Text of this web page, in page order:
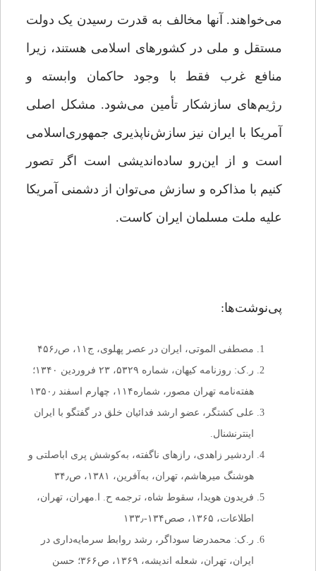
می‌خواهند. آنها مخالف به قدرت رسیدن یک دولت
مستقل و ملی در کشورهای اسلامی هستند، زیرا
منافع غرب فقط با وجود حاکمان وابسته و
رژیم‌های سازشکار تأمین می‌شود. مشکل اصلی
آمریکا با ایران نیز سازش‌ناپذیری جمهوری‌اسلامی
است و از این‌رو ساده‌اندیشی است اگر تصور
کنیم با مذاکره و سازش می‌توان از دشمنی آمریکا
علیه ملت مسلمان ایران کاست.
پی‌نوشت‌ها:
مصطفی الموتی، ایران در عصر پهلوی، ج۱۱، ص۴۵۶٫
ر.ک: روزنامه کیهان، شماره ۵۳۲۹، ۲۳ فروردین ۱۳۴۰؛
هفته‌نامه تهران مصور، شماره۱۱۴، چهارم اسفند ۱۳۵۰٫
علی کشتگر، عضو ارشد فدائیان خلق در گفتگو با ایران
اینترنشنال.
اردشیر زاهدی، رازهای ناگفته، به‌کوشش پری اباصلتی و
هوشنگ میرهاشم، تهران، به‌آفرین، ۱۳۸۱، ص۳۴٫
فریدون هویدا، سقوط شاه، ترجمه ح. ا.مهران، تهران،
اطلاعات، ۱۳۶۵، صص۱۳۴-۱۳۳٫
ر.ک: محمدرضا سوداگر، رشد روابط سرمایه‌داری در
ایران، تهران، شعله اندیشه، ۱۳۶۹، ص۳۶۶؛ حسن